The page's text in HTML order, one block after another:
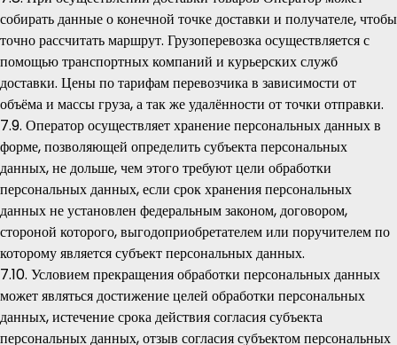
собирать данные о конечной точке доставки и получателе, чтобы
точно рассчитать маршрут. Грузоперевозка осуществляется с
помощью транспортных компаний и курьерских служб
доставки. Цены по тарифам перевозчика в зависимости от
объёма и массы груза, а так же удалённости от точки отправки.
7.9. Оператор осуществляет хранение персональных данных в
форме, позволяющей определить субъекта персональных
данных, не дольше, чем этого требуют цели обработки
персональных данных, если срок хранения персональных
данных не установлен федеральным законом, договором,
стороной которого, выгодоприобретателем или поручителем по
которому является субъект персональных данных.
7.10. Условием прекращения обработки персональных данных
может являться достижение целей обработки персональных
данных, истечение срока действия согласия субъекта
персональных данных, отзыв согласия субъектом персональных